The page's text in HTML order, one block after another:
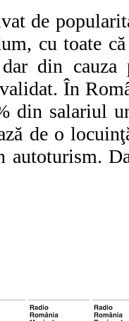
de
cu toate
dar din
În
din salariul
de o
autoturism.